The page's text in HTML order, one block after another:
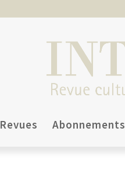
Revues Abonnements